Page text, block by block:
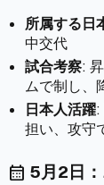
所属する日
中交代
試合考察:
ムで制し、
日本人活躍:
担い、攻守
calendar_month 5月2日